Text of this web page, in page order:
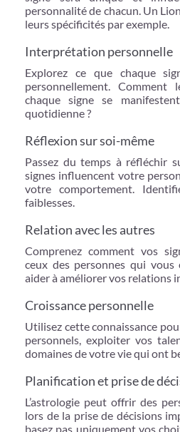
personnalité de chacun. Un
leurs spécificités par exemple.
Interprétation personnelle
Explorez ce que chaque
personnellement. Comment
chaque signe se
quotidienne ?
Réflexion sur soi-même
Passez du temps à réfléchir
signes influencent votre
votre comportement.
faiblesses.
Relation avec les autres
Comprenez comment vos
ceux des personnes qui
aider à améliorer vos relations
Croissance personnelle
Utilisez cette connaissance
personnels, exploiter vos
domaines de votre vie qui ont
Planification et prise de
L’astrologie peut offrir des
lors de la prise de décisions
basez pas uniquement vos